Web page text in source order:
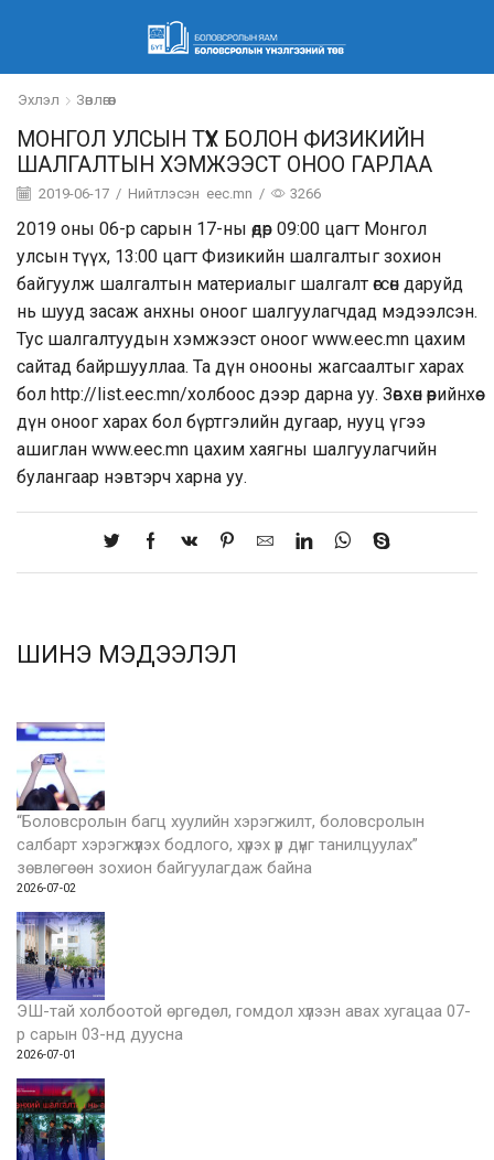
Эхлэл Зөвлөгөөн
МОНГОЛ УЛСЫН ТҮҮХ БОЛОН ФИЗИКИЙН
ШАЛГАЛТЫН ХЭМЖЭЭСТ ОНОО ГАРЛАА
2019-06-17 / Нийтлэсэн eec.mn / 3266
2019 оны 06-р сарын 17-ны өдөр 09:00 цагт Монгол
улсын түүх, 13:00 цагт Физикийн шалгалтыг зохион
байгуулж шалгалтын материалыг шалгалт өгсөн даруйд
нь шууд засаж анхны оноог шалгуулагчдад мэдээлсэн.
Тус шалгалтуудын хэмжээст оноог www.eec.mn цахим
сайтад байршууллаа. Та дүн онооны жагсаалтыг харах
бол http://list.eec.mn/холбоос дээр дарна уу. Зөвхөн өөрийнхөө
дүн оноог харах бол бүртгэлийн дугаар, нууц үгээ
ашиглан www.eec.mn цахим хаягны шалгуулагчийн
булангаар нэвтэрч харна уу.
ШИНЭ МЭДЭЭЛЭЛ
“Боловсролын багц хуулийн хэрэгжилт, боловсролын
салбарт хэрэгжүүлэх бодлого, хүрэх үр дүнг танилцуулах”
зөвлөгөөн зохион байгуулагдаж байна
2026-07-02
ЭШ-тай холбоотой өргөдөл, гомдол хүлээн авах хугацаа 07-
р сарын 03-нд дуусна
2026-07-01